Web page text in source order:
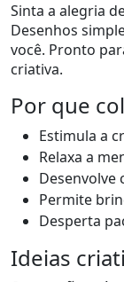
Sinta a alegria
Desenhos
você. Pronto
criativa.
Por que
Estimula a
Relaxa a
Desenvolve
Permite
Desperta
Ideias